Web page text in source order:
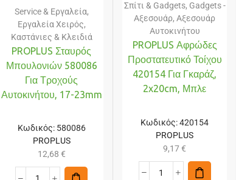
Service & Εργαλεία,
Εργαλεία Χειρός,
Καστάνιες & Κλειδιά
PROPLUS Σταυρός
Μπουλονιών 580086
Για Τροχούς
Αυτοκινήτου, 17-23mm
Κωδικός: 580086
PROPLUS
12,68 €
Σπίτι & Gadgets, Gadgets -
Αξεσουάρ,Αξεσουάρ
Αυτοκινήτου
PROPLUS Αφρώδες
Προστατευτικό Τοίχου
420154 Για Γκαράζ,
2x20cm, Μπλε
Κωδικός:420154
PROPLUS
9,17€